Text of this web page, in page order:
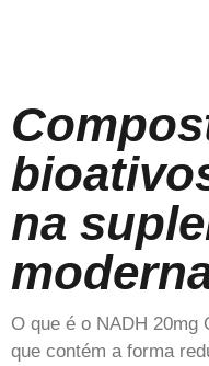
na
O que é o NADH 20mg
que contém a forma